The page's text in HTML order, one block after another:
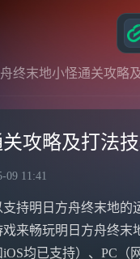
终末地小怪通关攻略
攻略及打法
09 11:41
持明日方舟终末地
来畅玩明日方舟终末
均已支持）、PC